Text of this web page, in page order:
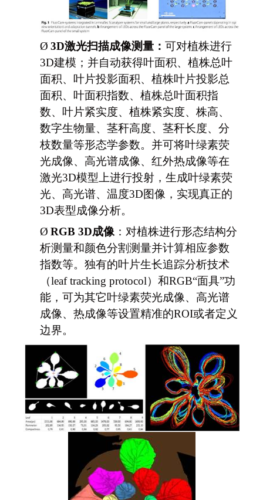
Ø 3D激光扫描成像测量： 可对植株进行
3D建模；并自动获得叶面积、植株总叶
面积、叶片投影面积、植株叶片投影总
面积、叶面积指数、植株总叶面积指
数、叶片紧实度、植株紧实度、株高、
数字生物量、茎秆高度、茎秆长度、分
枝数量等形态学参数。并可将叶绿素荧
光成像、高光谱成像、红外热成像等在
激光3D模型上进行投射，生成叶绿素荧
光、高光谱、温度3D图像，实现真正的
3D表型成像分析。
Ø RGB 3D成像：对植株进行形态结构分
析测量和颜色分割测量并计算相应参数
指数等。独有的叶片生长追踪分析技术
（leaf tracking protocol）和RGB“面具”功
能，可为其它叶绿素荧光成像、高光谱
成像、热成像等设置精准的ROI或者定义
边界。